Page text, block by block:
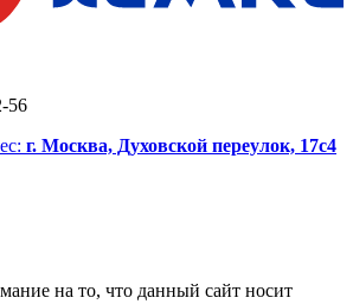
56
г. Москва, Духовской переулок, 17с4
на то, что данный сайт носит